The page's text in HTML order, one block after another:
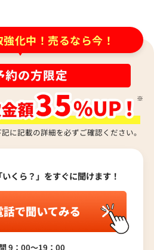
化中！売るなら今！
に記載の詳細を必ずご確認ください。
「いくら？」をすぐに聞けます！
9：00〜19：00